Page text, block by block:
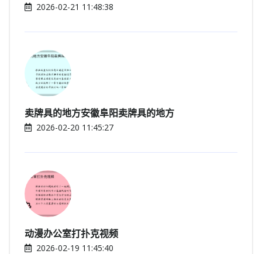
2026-02-21 11:48:38
卖牌具的地方安徽阜阳卖牌具的地方
2026-02-20 11:45:27
动漫办公室打扑克视频
2026-02-19 11:45:40